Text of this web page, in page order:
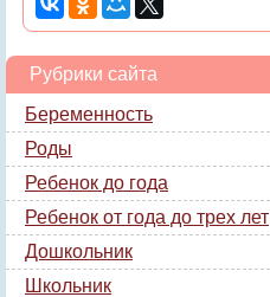
Рубрики сайта
Беременность
Роды
Ребенок до года
Ребенок от года до трех лет
Дошкольник
Школьник